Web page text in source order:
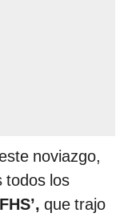
noviazgo,
todos los
que trajo